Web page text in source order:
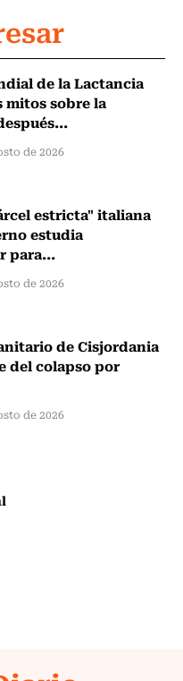
de la Lactancia
mitos sobre la
de 2026
estricta" italiana
estudia
para...
de 2026
de Cisjordania
del colapso por
de 2026